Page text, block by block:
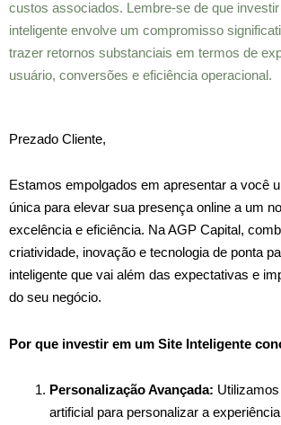
custos associados. Lembre-se de que
inteligente envolve um compromisso
trazer retornos substanciais em termos de
usuário, conversões e eficiência operacional.
Prezado Cliente,
Estamos empolgados em apresentar a você
única para elevar sua presença online a um
excelência e eficiência. Na AGP Capital,
criatividade, inovação e tecnologia de ponta
inteligente que vai além das expectativas e
do seu negócio.
Por que investir em um Site Inteligente
Personalização Avançada:
artificial para personalizar a